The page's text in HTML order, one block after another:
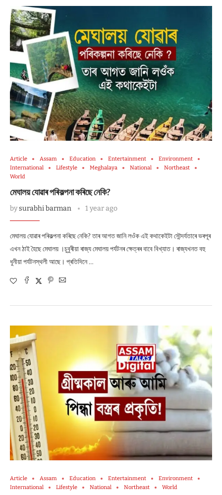
Article Assam Education Entertainment
Environment
International
Lifestyle Meghalaya National
Northeast
World
মেঘালয় যোৱাৰ পৰিকল্পনা কৰিছে নেকি?
bysurabhi barman 1 year ago
মেঘালয় যোৱাৰ পৰিকল্পনা কৰিছে নেকি? তাৰ আগত জানি লওঁক এই কথাকেইটা সৌন্দৰ্যতাৰে ভৰপূৰ
এখন ঠাই হৈছে মেঘালয় ।চুবুৰীয়া ৰাজ্য মেঘালয় পৰ্যটনৰ ক্ষেত্ৰৰ বাবে বিখ্যাত। ৰাজ্যখনত বহু
ধুনীয়া পৰ্যটনস্থলী আছে। প্ৰতিদিনে …
Article Assam Education Entertainment
Environment
International
Lifestyle National Northeast World